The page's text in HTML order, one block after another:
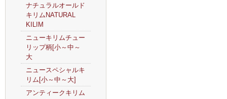
ナチュラルオールド
キリムNATURAL
KILIM
ニューキリムチュー
リップ柄[小～中～
大
ニュースペシャルキ
リム[小～中～大]
アンティークキリム